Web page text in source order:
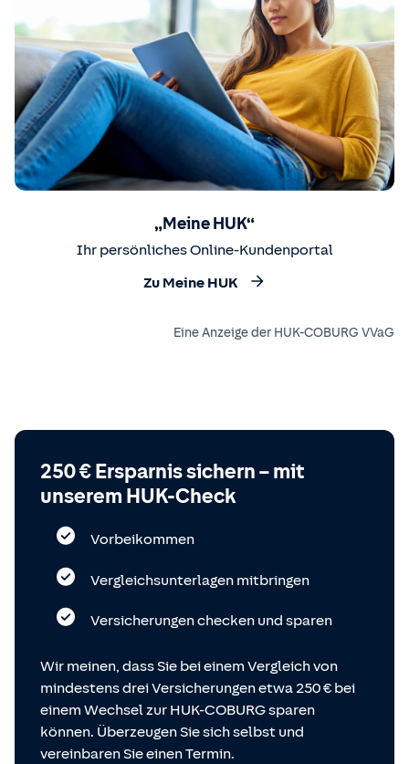
„Meine HUK“
Ihr persönliches Online-Kundenportal
Zu Meine HUK
Eine Anzeige der HUK-COBURG VVaG
250 € Ersparnis sichern – mit
unserem HUK-Check
Vorbeikommen
Vergleichsunterlagen mitbringen
Versicherungen checken und sparen
Wir meinen, dass Sie bei einem Vergleich von
mindestens drei Versicherungen etwa 250 € bei
einem Wechsel zur HUK-COBURG sparen
können. Überzeugen Sie sich selbst und
vereinbaren Sie einen Termin.